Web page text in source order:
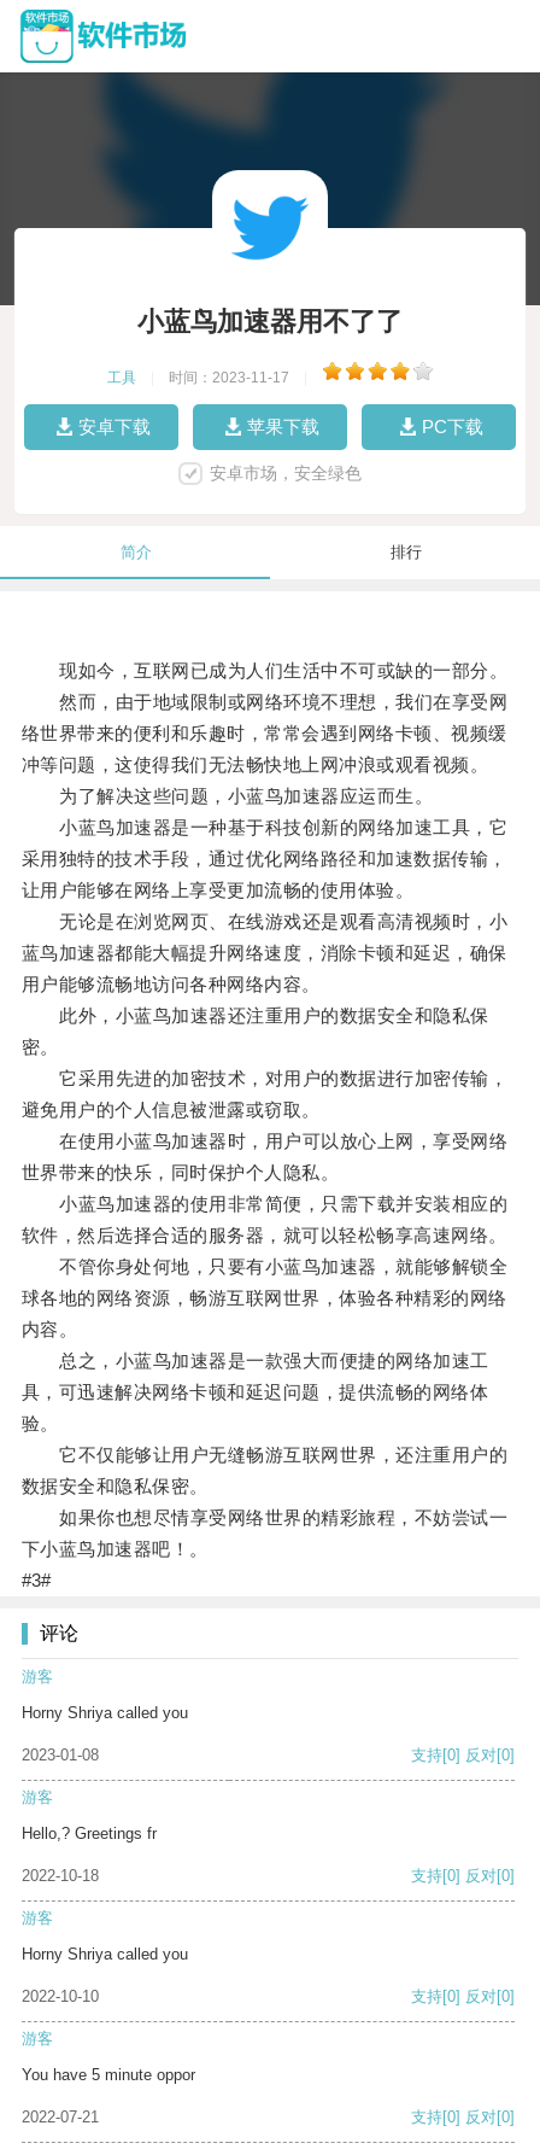
小蓝鸟加速器用不了了
工具 时间：2023-11-17
安卓下载 苹果下载 PC下载
安卓市场，安全绿色
简介 排行
现如今，互联网已成为人们生活中不可或缺的一部分。
然而，由于地域限制或网络环境不理想，我们在享受网
络世界带来的便利和乐趣时，常常会遇到网络卡顿、视频缓
冲等问题，这使得我们无法畅快地上网冲浪或观看视频。
为了解决这些问题，小蓝鸟加速器应运而生。
小蓝鸟加速器是一种基于科技创新的网络加速工具，它
采用独特的技术手段，通过优化网络路径和加速数据传输，
让用户能够在网络上享受更加流畅的使用体验。
无论是在浏览网页、在线游戏还是观看高清视频时，小
蓝鸟加速器都能大幅提升网络速度，消除卡顿和延迟，确保
用户能够流畅地访问各种网络内容。
此外，小蓝鸟加速器还注重用户的数据安全和隐私保
密。
它采用先进的加密技术，对用户的数据进行加密传输，
避免用户的个人信息被泄露或窃取。
在使用小蓝鸟加速器时，用户可以放心上网，享受网络
世界带来的快乐，同时保护个人隐私。
小蓝鸟加速器的使用非常简便，只需下载并安装相应的
软件，然后选择合适的服务器，就可以轻松畅享高速网络。
不管你身处何地，只要有小蓝鸟加速器，就能够解锁全
球各地的网络资源，畅游互联网世界，体验各种精彩的网络
内容。
总之，小蓝鸟加速器是一款强大而便捷的网络加速工
具，可迅速解决网络卡顿和延迟问题，提供流畅的网络体
验。
它不仅能够让用户无缝畅游互联网世界，还注重用户的
数据安全和隐私保密。
如果你也想尽情享受网络世界的精彩旅程，不妨尝试一
下小蓝鸟加速器吧！。
#3#
评论
游客
Horny Shriya called you
2023-01-08 支持[0] 反对[0]
游客
Hello,? Greetings fr
2022-10-18 支持[0] 反对[0]
游客
Horny Shriya called you
2022-10-10 支持[0] 反对[0]
游客
You have 5 minute oppor
2022-07-21 支持[0] 反对[0]